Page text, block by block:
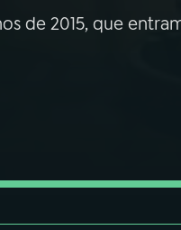
de 2015, que